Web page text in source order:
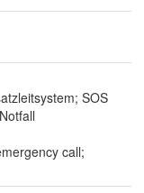
SOS
call;